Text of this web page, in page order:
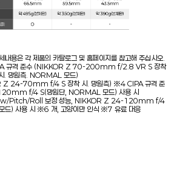
내용은 각 제품의 카탈로그 및 홈페이지를 참고해 주십시오.
규격 준수 (NIKKOR Z 70-200mm f/2.8 VR S 장착
. 망원측. NORMAL 모드)
Z 24-70mm f/4 S 장착 시. 망원측) ※4 CIPA 규격 준
f/4 S(망원단, NORMAL 모드) 사용 시
Pitch/Roll 보정 성능, NIKKOR Z 24-120mm f/4
드) 사용 시 ※6 개, 고양이만 인식 ※7 유료 대응